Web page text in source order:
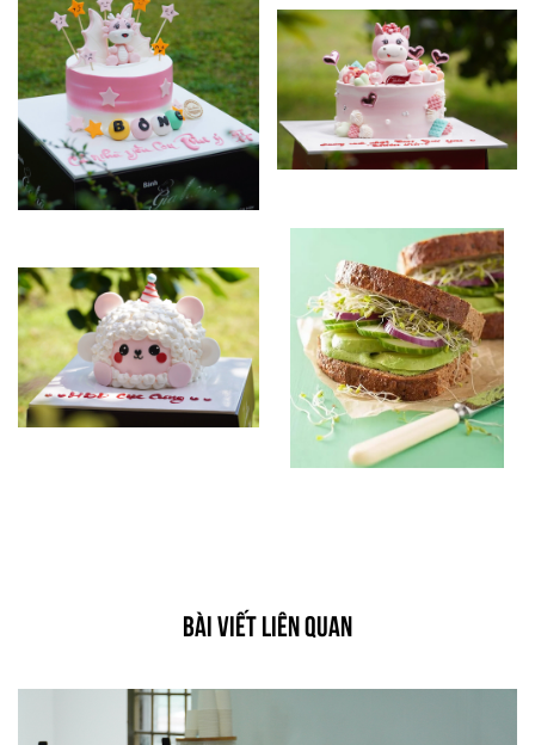
BÀI VIẾT LIÊN QUAN